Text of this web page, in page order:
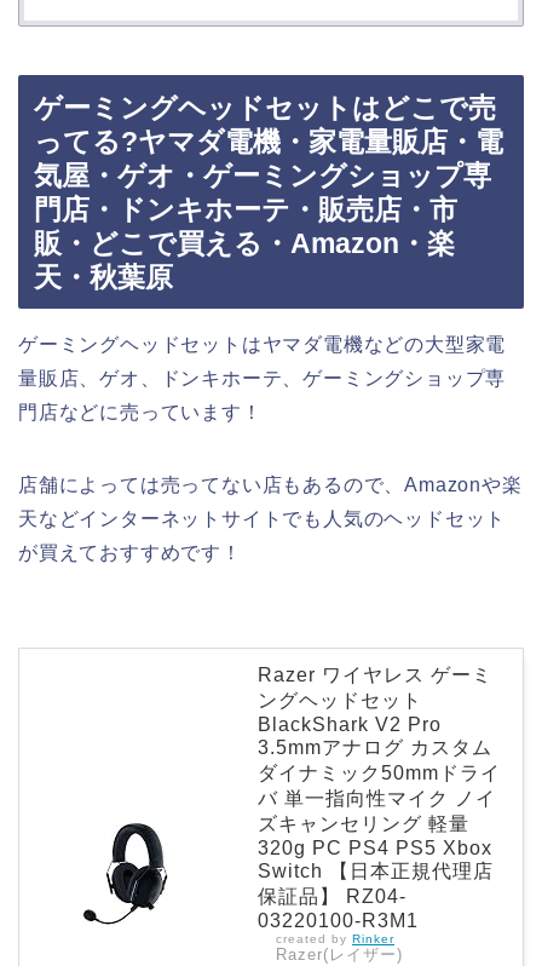
ゲーミングヘッドセットはどこで売
ってる?ヤマダ電機・家電量販店・電
気屋・ゲオ・ゲーミングショップ専
門店・ドンキホーテ・販売店・市
販・どこで買える・Amazon・楽
天・秋葉原
ゲーミングヘッドセットはヤマダ電機などの大型家電
量販店、ゲオ、ドンキホーテ、ゲーミングショップ専
門店などに売っています！
店舗によっては売ってない店もあるので、Amazonや楽
天などインターネットサイトでも人気のヘッドセット
が買えておすすめです！
Razer ワイヤレス ゲーミ
ングヘッドセット
BlackShark V2 Pro
3.5mmアナログ カスタム
ダイナミック50mmドライ
バ 単一指向性マイク ノイ
ズキャンセリング 軽量
320g PC PS4 PS5 Xbox
Switch 【日本正規代理店
保証品】 RZ04-
03220100-R3M1
created by Rinker
Razer(レイザー)